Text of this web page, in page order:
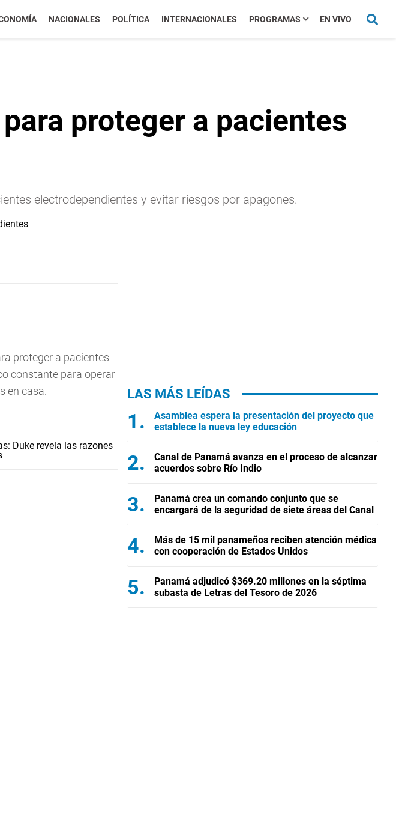
NACIONALES POLÍTICA INTERNACIONALES PROGRAMAS EN VIVO
proteger a pacientes
electrodependientes y evitar riesgos por apagones.
proteger a pacientes
constante para operar
en casa.
Duke revela las razones
LAS MÁS LEÍDAS
Asamblea espera la presentación del proyecto que
establece la nueva ley educación
Canal de Panamá avanza en el proceso de alcanzar
acuerdos sobre Río Indio
Panamá crea un comando conjunto que se
encargará de la seguridad de siete áreas del Canal
Más de 15 mil panameños reciben atención médica
con cooperación de Estados Unidos
Panamá adjudicó $369.20 millones en la séptima
subasta de Letras del Tesoro de 2026